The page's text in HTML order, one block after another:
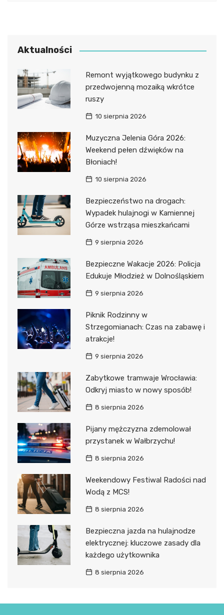
Aktualności
Remont wyjątkowego budynku z
przedwojenną mozaiką wkrótce
ruszy
10 sierpnia 2026
Muzyczna Jelenia Góra 2026:
Weekend pełen dźwięków na
Błoniach!
10 sierpnia 2026
Bezpieczeństwo na drogach:
Wypadek hulajnogi w Kamiennej
Górze wstrząsa mieszkańcami
9 sierpnia 2026
Bezpieczne Wakacje 2026: Policja
Edukuje Młodzież w Dolnośląskiem
9 sierpnia 2026
Piknik Rodzinny w
Strzegomianach: Czas na zabawę i
atrakcje!
9 sierpnia 2026
Zabytkowe tramwaje Wrocławia:
Odkryj miasto w nowy sposób!
8 sierpnia 2026
Pijany mężczyzna zdemolował
przystanek w Wałbrzychu!
8 sierpnia 2026
Weekendowy Festiwal Radości nad
Wodą z MCS!
8 sierpnia 2026
Bezpieczna jazda na hulajnodze
elektrycznej: kluczowe zasady dla
każdego użytkownika
8 sierpnia 2026